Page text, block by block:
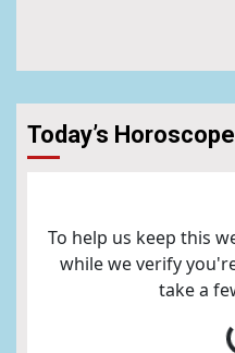
Today’s Horoscope